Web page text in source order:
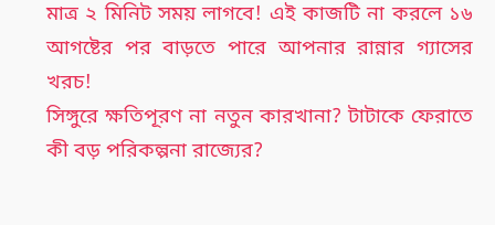
মাত্র ২ মিনিট সময় লাগবে! এই কাজটি না করলে ১৬
আগষ্টের পর বাড়তে পারে আপনার রান্নার গ্যাসের
খরচ!
সিঙ্গুরে ক্ষতিপূরণ না নতুন কারখানা? টাটাকে ফেরাতে
কী বড় পরিকল্পনা রাজ্যের?